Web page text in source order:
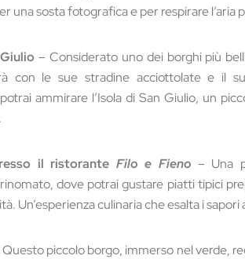
una sosta fotografica e per respirare l’aria
– Considerato uno dei borghi più
con le sue stradine acciottolate e il
ammirare l’Isola di San Giulio, un
il ristorante Filo e Fieno – Una
dove potrai gustare piatti tipici
Un’esperienza culinaria che esalta i
piccolo borgo, immerso nel verde,